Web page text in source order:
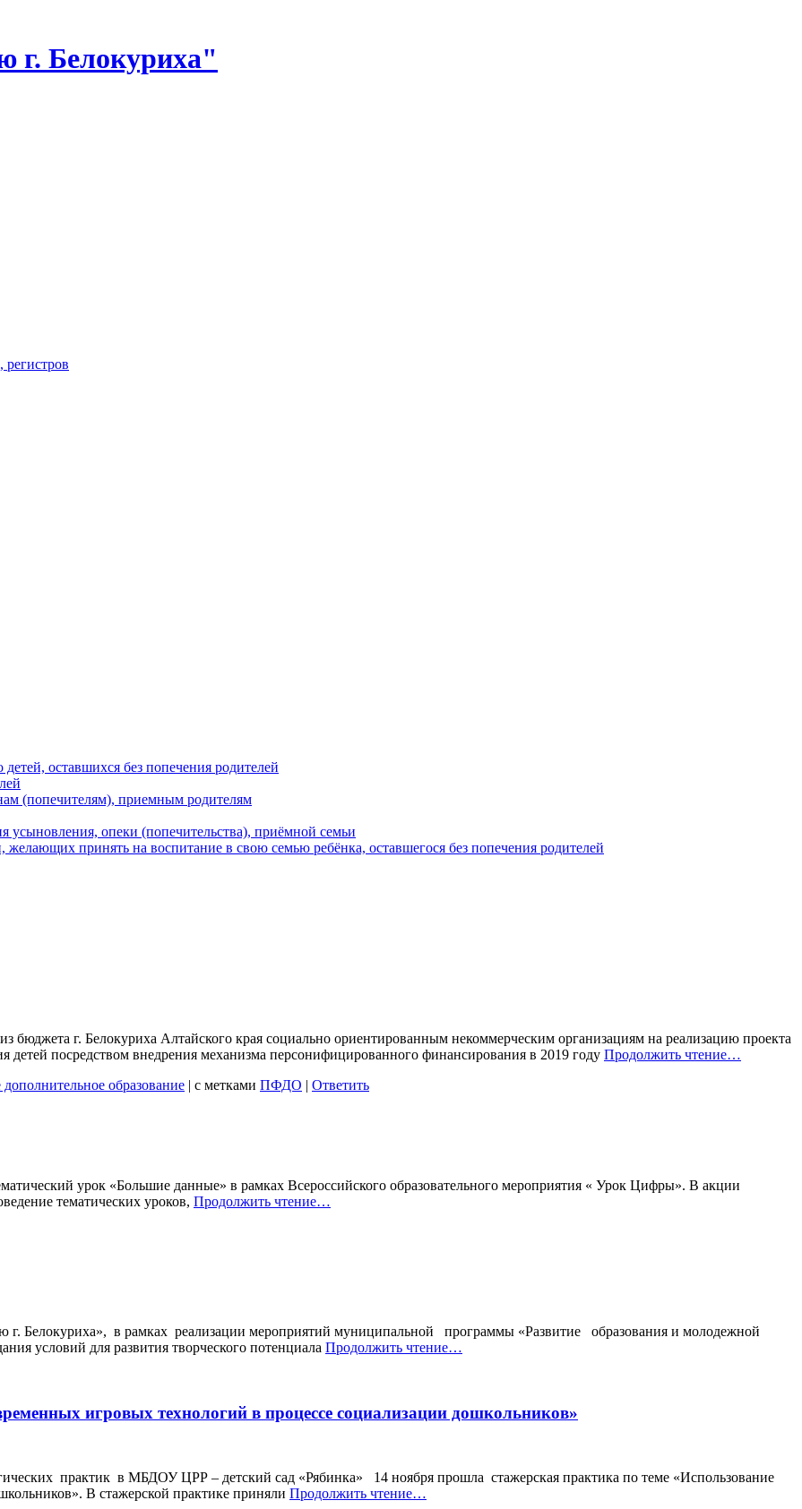
г. Белокуриха"
оставшихся без попечения родителей
(попечителям), приемным родителям
усыновления, опеки (попечительства), приёмной семьи
принять на воспитание в свою семью ребёнка, оставшегося без попечения родителей
бюджета г. Белокуриха Алтайского края социально ориентированным некоммерческим организациям на реализацию проекта
детей посредством внедрения механизма персонифицированного финансирования в 2019 году Продолжить чтение…
образование | с метками ПФДО | Ответить
урок «Большие данные» в рамках Всероссийского образовательного мероприятия « Урок Цифры». В акции
тематических уроков, Продолжить чтение…
г. Белокуриха», в рамках реализации мероприятий муниципальной программы «Развитие образования и молодежной
условий для развития творческого потенциала Продолжить чтение…
игровых технологий в процессе социализации дошкольников»
практик в МБДОУ ЦРР – детский сад «Рябинка» 14 ноября прошла стажерская практика по теме «Использование
В стажерской практике приняли Продолжить чтение…